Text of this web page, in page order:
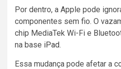
Por dentro, a Apple pode
componentes sem fio. O
chip MediaTek Wi-Fi e
na base iPad.
Essa mudança pode afetar a